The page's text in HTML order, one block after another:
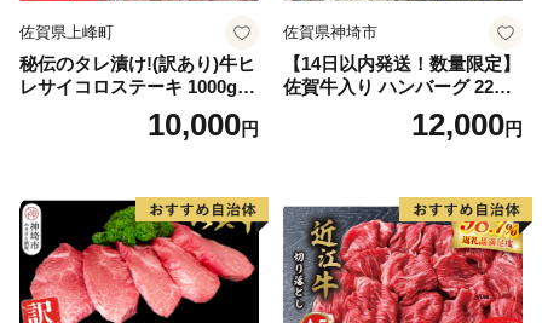
佐賀県上峰町
秘伝のタレ漬け!(訳あり)牛ヒ
レサイコロステーキ 1000g
10,000円
佐賀県神埼市
【14日以内発送！数量限定】
佐賀牛入り ハンバーグ 22個
2.6kg(120g×22個)【佐賀牛
黒毛和牛 ブランド牛 九州 ハ
気】(H083106)
12,000円